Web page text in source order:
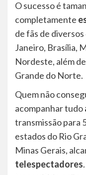
O sucesso é
completamente
de fãs de diversos
Janeiro, Brasília,
Nordeste, além
Grande do Norte.
Quem não
acompanhar tudo
transmissão para
estados do Rio
Minas Gerais,
telespectadores